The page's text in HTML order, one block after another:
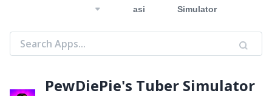
Asi
Simulator
PewDiePie's Tuber Simulator